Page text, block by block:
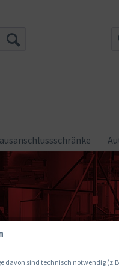
davon sind technisch notwendig